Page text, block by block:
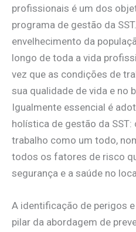
profissionais é um dos
programa de gestão da
envelhecimento da
longo de toda a vida
vez que as condições de
sua qualidade de vida e no
Igualmente essencial é
holística de gestão da SST:
trabalho como um todo,
todos os fatores de risco
segurança e a saúde no
A identificação de perigos
pilar da abordagem de